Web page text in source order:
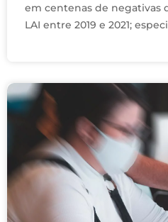
em centenas de negativas
LAI entre 2019 e 2021;